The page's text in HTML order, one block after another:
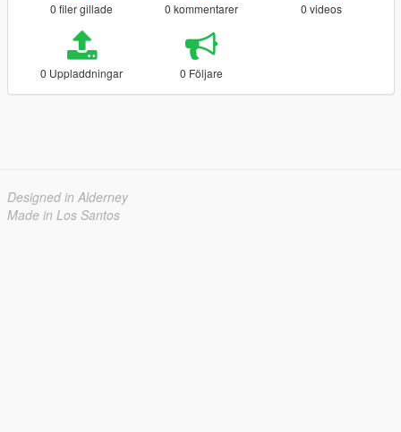
0 filer gillade 0 kommentarer 0 videos
0 Uppladdningar 0 Följare
Designed in Alderney
Made in Los Santos